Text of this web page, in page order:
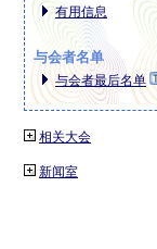
有用信息
与会者名单
与会者最后名单
相关大会
新闻室